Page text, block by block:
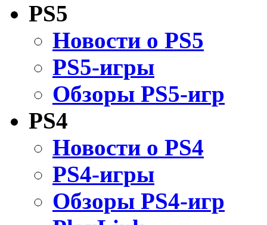
PS5
Новости о PS5
PS5-игры
Обзоры PS5-игр
PS4
Новости о PS4
PS4-игры
Обзоры PS4-игр